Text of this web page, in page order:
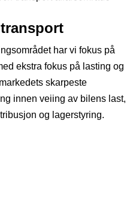
har vi fokus på
ekstra fokus på lasting og
skarpeste
innen veiing av bilens last,
og lagerstyring.